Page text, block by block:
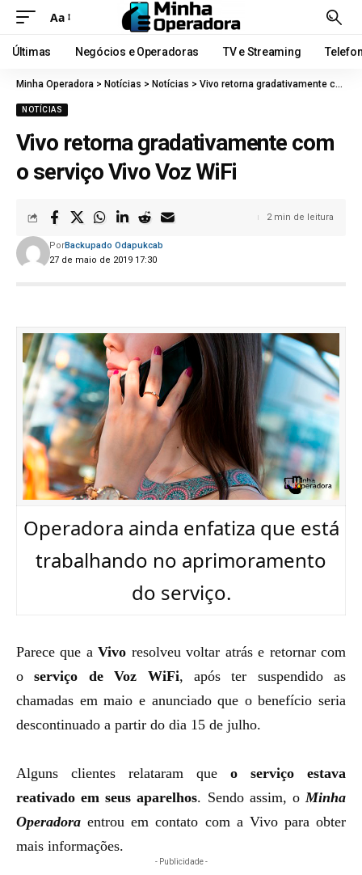
Aa
Últimas Negócios e Operadoras TV e Streaming
Minha Operadora > Notícias > Notícias > Vivo retorna gradativamente com o serviço Vivo Voz WiFi
NOTÍCIAS
Vivo retorna gradativamente com
o serviço Vivo Voz WiFi
27 de maio de 2019 17:30
PorBackupado Odapukcab
2 min de leitura
Operadora ainda enfatiza que está
trabalhando no aprimoramento
do serviço.
Parece que aVivo resolveu voltar atrás e retornar com
oserviço de Voz WiFi, após ter suspendido as
chamadas em maio e anunciado que obenefício seria
descontinuado a partir do dia 15 de julho.
Alguns clientes relataram que o serviço estava
reativado em seus aparelhos. Sendo assim, oMinha
Operadora entrou em contato com a Vivo para obter
mais informações.
- Publicidade -